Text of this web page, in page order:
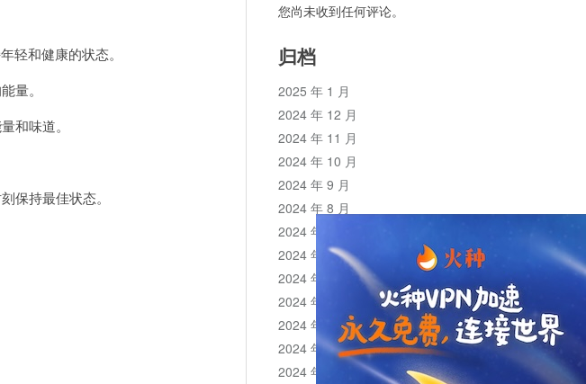
和健康的状态。
量。
和味道。
持最佳状态。
您尚未收到任何评论。
归档
2025 年 1 月
2024 年 12 月
2024 年 11 月
2024 年 10 月
2024 年 9 月
2024 年 8 月
2024 年 7 月
2024 年 6 月
2024 年 5 月
2024 年 4 月
2024 年 3 月
2024 年 2 月
2024 年 1 月